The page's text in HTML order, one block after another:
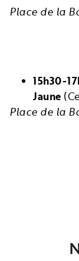
Place de la
15h30-
Jaune
Place de la